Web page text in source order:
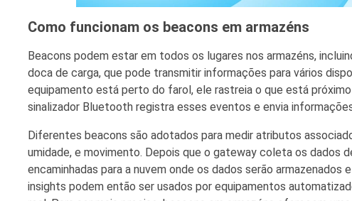
Como funcionam os beacons em armazéns
Beacons podem estar em todos os lugares nos armazéns,
doca de carga, que pode transmitir informações para vários
equipamento está perto do farol, ele rastreia o que está
sinalizador Bluetooth registra esses eventos e envia
Diferentes beacons são adotados para medir atributos
umidade, e movimento. Depois que o gateway coleta os dados
encaminhadas para a nuvem onde os dados serão armazenados
insights podem então ser usados ​​por equipamentos